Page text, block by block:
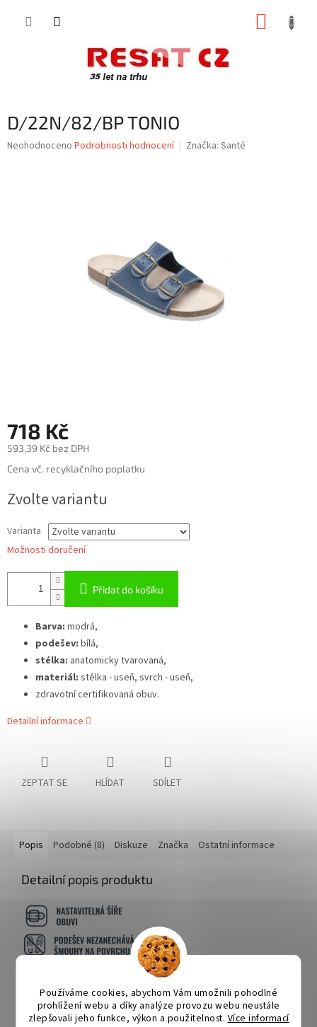
Používáme cookies, abychom Vám umožnili pohodlné
prohlížení webu a díky analýze provozu webu neustále
zlepšovali jeho funkce, výkon a použitelnost. Více informací
D/22N/82/BP TONIO
Průměrné
Neohodnoceno Podrobnosti hodnocení Značka: Santé
718 Kč
593,39 Kč bez DPH
Měrná
Cena vč. recyklačního poplatku
Zvolte variantu
Varianta
Možnosti doručení
Přidat do košíku
Barva: modrá,
podešev: bílá,
stélka: anatomicky tvarovaná,
materiál: stélka - useň, svrch - useň,
zdravotní certifikovaná obuv.
Detailní informace
ZEPTAT SE HLÍDAT SDÍLET
Popis Podobné (8) Diskuze Značka Ostatní informace
Detailní popis produktu